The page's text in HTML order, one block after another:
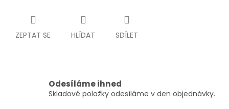
ZEPTAT SE HLÍDAT SDÍLET
Odesíláme ihned
Skladové položky odesíláme v den objednávky.